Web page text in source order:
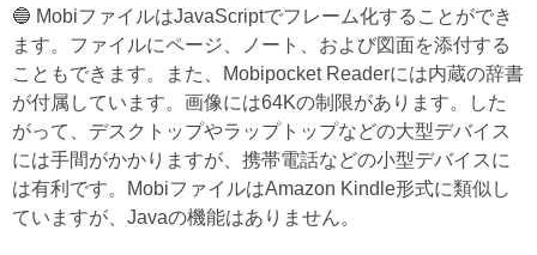
🔵 MobiファイルはJavaScriptでフレーム化することができ
ます。ファイルにページ、ノート、および図面を添付する
こともできます。また、Mobipocket Readerには内蔵の辞書
が付属しています。画像には64Kの制限があります。した
がって、デスクトップやラップトップなどの大型デバイス
には手間がかかりますが、携帯電話などの小型デバイスに
は有利です。MobiファイルはAmazon Kindle形式に類似し
ていますが、Javaの機能はありません。